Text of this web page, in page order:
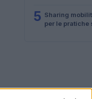
5 Sharing
per le pratiche